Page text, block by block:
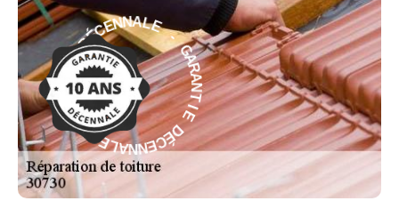
G
A
R
A
N
T
I
E
D
É
C
E
N
NALE - GAR
A
N
T
I
E
D
É
C
E
N
N
A
L
E
-